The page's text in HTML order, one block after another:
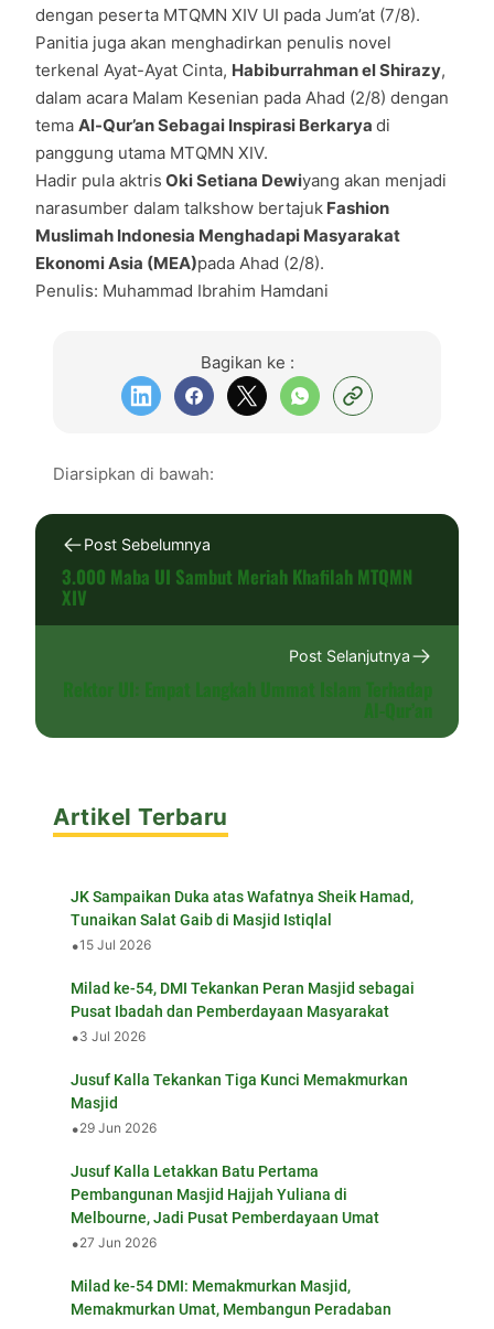
dengan peserta MTQMN XIV UI pada Jum’at (7/8).
Panitia juga akan menghadirkan penulis novel
terkenal Ayat-Ayat Cinta, Habiburrahman el Shirazy,
dalam acara Malam Kesenian pada Ahad (2/8) dengan
tema Al-Qur’an Sebagai Inspirasi Berkarya di
panggung utama MTQMN XIV.
Hadir pula aktris Oki Setiana Dewiyang akan menjadi
narasumber dalam talkshow bertajuk Fashion
Muslimah Indonesia Menghadapi Masyarakat
Ekonomi Asia (MEA)pada Ahad (2/8).
Penulis: Muhammad Ibrahim Hamdani
Bagikan ke :
Diarsipkan di bawah:
Post Sebelumnya
3.000 Maba UI Sambut Meriah Khafilah MTQMN
XIV
Post Selanjutnya
Artikel Terbaru
JK Sampaikan Duka atas Wafatnya Sheik Hamad,
Tunaikan Salat Gaib di Masjid Istiqlal
•15 Jul 2026
Milad ke-54, DMI Tekankan Peran Masjid sebagai
Pusat Ibadah dan Pemberdayaan Masyarakat
•3 Jul 2026
Jusuf Kalla Tekankan Tiga Kunci Memakmurkan
Masjid
•29 Jun 2026
Jusuf Kalla Letakkan Batu Pertama
Pembangunan Masjid Hajjah Yuliana di
Melbourne, Jadi Pusat Pemberdayaan Umat
•27 Jun 2026
Milad ke-54 DMI: Memakmurkan Masjid,
Memakmurkan Umat, Membangun Peradaban